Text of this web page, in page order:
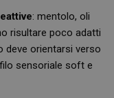
: mentolo, oli
risultare poco adatti
deve orientarsi verso
sensoriale soft e